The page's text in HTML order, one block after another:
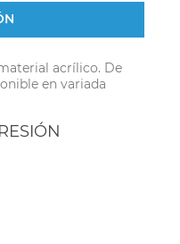
acrílico. De
en variada